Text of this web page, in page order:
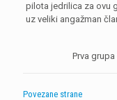
pilota jedrilica za ovu
uz veliki angažman
Prva
Povezane strane